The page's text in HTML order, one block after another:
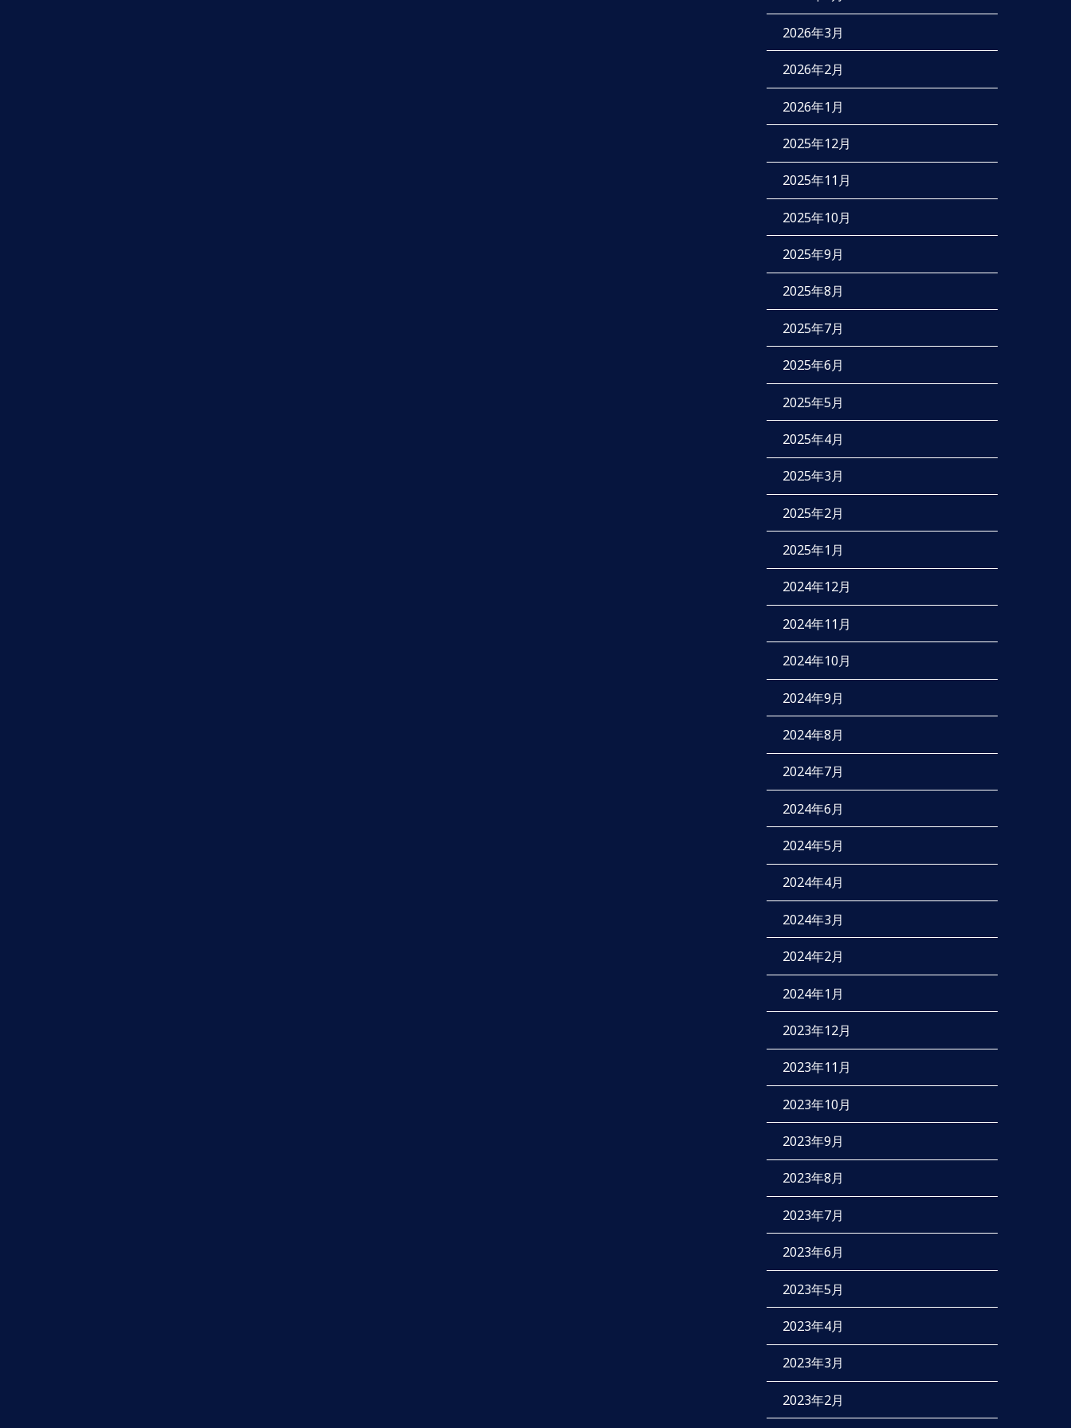
2026年3月
2026年2月
2026年1月
2025年12月
2025年11月
2025年10月
2025年9月
2025年8月
2025年7月
2025年6月
2025年5月
2025年4月
2025年3月
2025年2月
2025年1月
2024年12月
2024年11月
2024年10月
2024年9月
2024年8月
2024年7月
2024年6月
2024年5月
2024年4月
2024年3月
2024年2月
2024年1月
2023年12月
2023年11月
2023年10月
2023年9月
2023年8月
2023年7月
2023年6月
2023年5月
2023年4月
2023年3月
2023年2月